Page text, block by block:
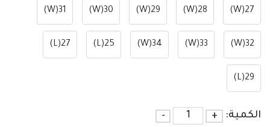
27(W)
28(W)
29(W)
30(W)
31(W)
32(W)
33(W)
34(W)
25(L)
27(L)
29(L)
الكمية: +
-